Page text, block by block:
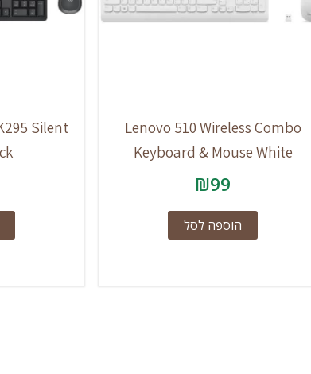
Lenovo 510 Wireless Combo
Keyboard & Mouse White
₪99
הוספה לסל
Silent